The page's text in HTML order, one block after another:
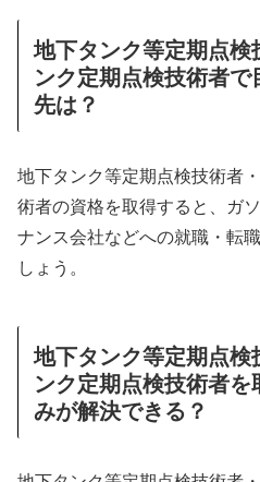
地下タンク等定期点
ンク定期点検技術者
先は？
地下タンク等定期点検技術者
術者の資格を取得すると、ガ
ナンス会社などへの就職・転
しょう。
地下タンク等定期点
ンク定期点検技術者
みが解決できる？